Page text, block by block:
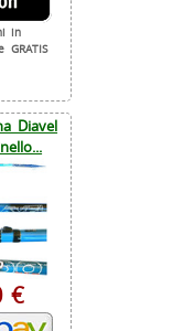
in
GRATIS
Diavel
€